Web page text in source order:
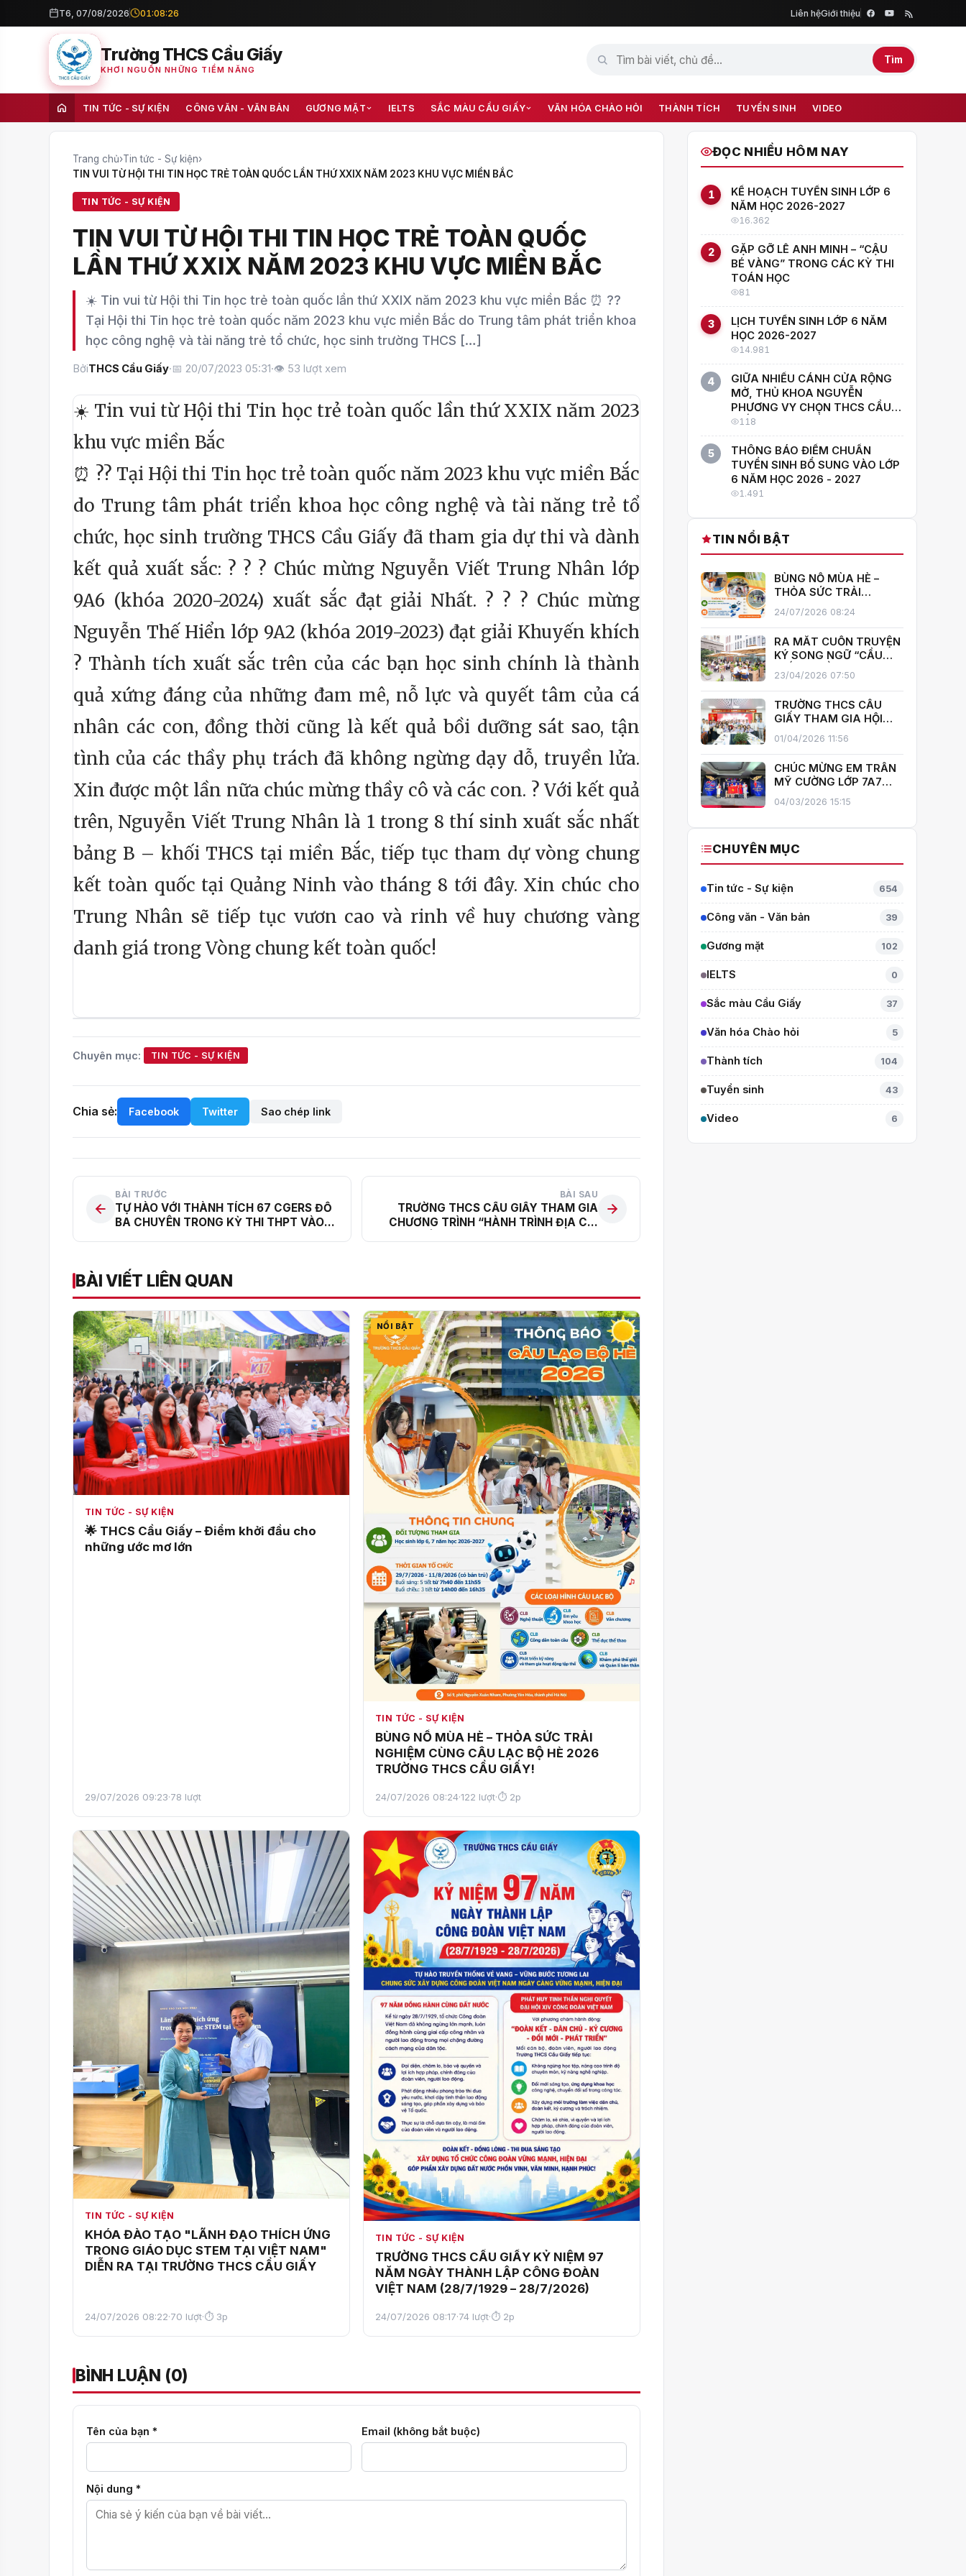
T6, 07/08/2026 01:08:27 Liên hệGiới thiệu
Trường THCS Cầu Giấy
KHƠI NGUỒN NHỮNG TIỀM NĂNG
Tìm
TIN TỨC - SỰ KIỆN CÔNG VĂN - VĂN BẢN GƯƠNG MẶT IELTS SẮC MÀU CẦU GIẤY VĂN HÓA CHÀO HỎI THÀNH TÍCH TUYỂN SINH VIDEO
Trang chủ›Tin tức - Sự kiện›
TIN VUI TỪ HỘI THI TIN HỌC TRẺ TOÀN QUỐC LẦN THỨ XXIX NĂM 2023 KHU VỰC MIỀN BẮC
TIN TỨC - SỰ KIỆN
TIN VUI TỪ HỘI THI TIN HỌC TRẺ TOÀN QUỐC
LẦN THỨ XXIX NĂM 2023 KHU VỰC MIỀN BẮC
☀️ Tin vui từ Hội thi Tin học trẻ toàn quốc lần thứ XXIX năm 2023 khu vực miền Bắc ⏰ ??
Tại Hội thi Tin học trẻ toàn quốc năm 2023 khu vực miền Bắc do Trung tâm phát triển khoa
học công nghệ và tài năng trẻ tổ chức, học sinh trường THCS […]
BởiTHCS Cầu Giấy·📅 20/07/2023 05:31·👁 53 lượt xem
☀️ Tin vui từ Hội thi Tin học trẻ toàn quốc lần thứ XXIX năm 2023
khu vực miền Bắc
⏰ ?? Tại Hội thi Tin học trẻ toàn quốc năm 2023 khu vực miền Bắc
do Trung tâm phát triển khoa học công nghệ và tài năng trẻ tổ
chức, học sinh trường THCS Cầu Giấy đã tham gia dự thi và dành
kết quả xuất sắc: ? ? ? Chúc mừng Nguyễn Viết Trung Nhân lớp
9A6 (khóa 2020-2024) xuất sắc đạt giải Nhất. ? ? ? Chúc mừng
Nguyễn Thế Hiển lớp 9A2 (khóa 2019-2023) đạt giải Khuyến khích
? Thành tích xuất sắc trên của các bạn học sinh chính là thành
quả xứng đáng của những đam mê, nỗ lực và quyết tâm của cá
nhân các con, đồng thời cũng là kết quả bồi dưỡng sát sao, tận
tình của các thầy phụ trách đã không ngừng dạy dỗ, truyền lửa.
Xin được một lần nữa chúc mừng thầy cô và các con. ? Với kết quả
trên, Nguyễn Viết Trung Nhân là 1 trong 8 thí sinh xuất sắc nhất
bảng B – khối THCS tại miền Bắc, tiếp tục tham dự vòng chung
kết toàn quốc tại Quảng Ninh vào tháng 8 tới đây. Xin chúc cho
Trung Nhân sẽ tiếp tục vươn cao và rinh về huy chương vàng
danh giá trong Vòng chung kết toàn quốc!
Chuyên mục: TIN TỨC - SỰ KIỆN
Chia sẻ: Facebook Twitter Sao chép link
BÀI TRƯỚC
TỰ HÀO VỚI THÀNH TÍCH 67 CGERS ĐỖ
BA CHUYÊN TRONG KỲ THI THPT VÀO
BÀI SAU
TRƯỜNG THCS CẦU GIẤY THAM GIA
CHƯƠNG TRÌNH “HÀNH TRÌNH ĐỊA CHỈ
BÀI VIẾT LIÊN QUAN
TIN TỨC - SỰ KIỆN
🌟 THCS Cầu Giấy – Điểm khởi đầu cho
những ước mơ lớn
29/07/2026 09:23·78 lượt
NỔI BẬT
TIN TỨC - SỰ KIỆN
BÙNG NỔ MÙA HÈ – THỎA SỨC TRẢI
NGHIỆM CÙNG CÂU LẠC BỘ HÈ 2026
TRƯỜNG THCS CẦU GIẤY!
24/07/2026 08:24·122 lượt·⏱ 2p
TIN TỨC - SỰ KIỆN
KHÓA ĐÀO TẠO "LÃNH ĐẠO THÍCH ỨNG
TRONG GIÁO DỤC STEM TẠI VIỆT NAM"
DIỄN RA TẠI TRƯỜNG THCS CẦU GIẤY
24/07/2026 08:22·70 lượt·⏱ 3p
TIN TỨC - SỰ KIỆN
TRƯỜNG THCS CẦU GIẤY KỶ NIỆM 97
NĂM NGÀY THÀNH LẬP CÔNG ĐOÀN
VIỆT NAM (28/7/1929 – 28/7/2026)
24/07/2026 08:17·74 lượt·⏱ 2p
BÌNH LUẬN (0)
Tên của bạn * Email (không bắt buộc)
Nội dung *
ĐỌC NHIỀU HÔM NAY
1
KẾ HOẠCH TUYỂN SINH LỚP 6
NĂM HỌC 2026-2027
16.362
2
GẶP GỠ LÊ ANH MINH – “CẬU
BÉ VÀNG” TRONG CÁC KỲ THI
TOÁN HỌC
81
3
LỊCH TUYỂN SINH LỚP 6 NĂM
HỌC 2026-2027
14.981
4
GIỮA NHIỀU CÁNH CỬA RỘNG
MỞ, THỦ KHOA NGUYỄN
PHƯƠNG VY CHỌN THCS CẦU
GIẤY: "CON MUỐN HỌC CÙNG
NHỮNG NGƯỜI GIỎI NHẤT!"
118
5
THÔNG BÁO ĐIỂM CHUẨN
TUYỂN SINH BỔ SUNG VÀO LỚP
6 NĂM HỌC 2026 - 2027
1.491
TIN NỔI BẬT
BÙNG NỔ MÙA HÈ –
THỎA SỨC TRẢI
NGHIỆM CÙNG CÂU
LẠC BỘ HÈ 2026
TRƯỜNG THCS CẦU
GIẤY!
24/07/2026 08:24
RA MẮT CUỐN TRUYỆN
KÝ SONG NGỮ “CẦU
GIẤY – MIỀN XANH NỞ
HOA”, KHÁNH THÀNH
THƯ VIỆN MỞ, LAN TOẢ
VĂN HOÁ ĐỌC
23/04/2026 07:50
TRƯỜNG THCS CẦU
GIẤY THAM GIA HỘI
THI GIÁO VIÊN DẠY GIỎI
CẤP TRUNG HỌC CƠ SỞ
PHƯỜNG YÊN HOÀ
01/04/2026 11:56
CHÚC MỪNG EM TRẦN
MỸ CƯỜNG LỚP 7A7
TỎA SÁNG TẠI THÁI
LAN – MANG VỀ HUY
04/03/2026 15:15
CHUYÊN MỤC
Tin tức - Sự kiện 654
Công văn - Văn bản 39
Gương mặt 102
IELTS 0
Sắc màu Cầu Giấy 37
Văn hóa Chào hỏi 5
Thành tích 104
Tuyển sinh 43
Video 6